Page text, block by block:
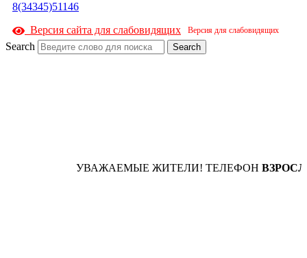
8(34345)51146
Версия сайта для слабовидящих
Search
Search
УВАЖАЕМЫЕ ЖИТЕЛИ! ТЕЛЕФОН